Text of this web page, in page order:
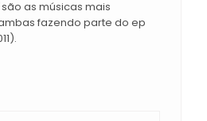
são as músicas mais
fazendo parte do ep